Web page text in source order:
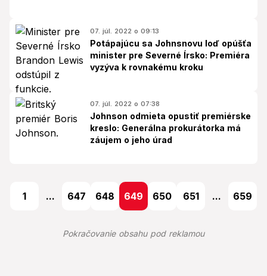
07. júl. 2022 o 09:13
Potápajúcu sa Johnsnovu loď opúšťa
minister pre Severné Írsko: Premiéra
vyzýva k rovnakému kroku
07. júl. 2022 o 07:38
Johnson odmieta opustiť premiérske
kreslo: Generálna prokurátorka má
záujem o jeho úrad
1 ... 647 648 649 650 651 ... 659
Pokračovanie obsahu pod reklamou